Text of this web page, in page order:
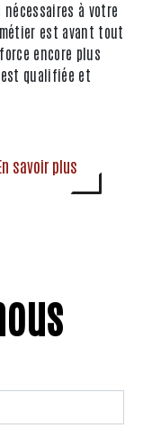
à votre
métier est avant tout
encore plus
qualifiée et
savoir plus